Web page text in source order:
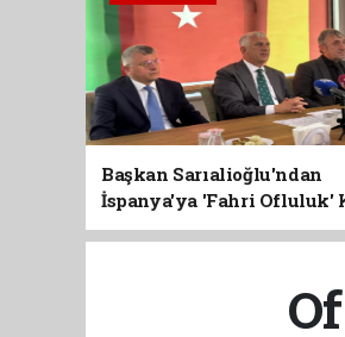
Başkan Sarıalioğlu'ndan
İspanya'ya 'Fahri Ofluluk'